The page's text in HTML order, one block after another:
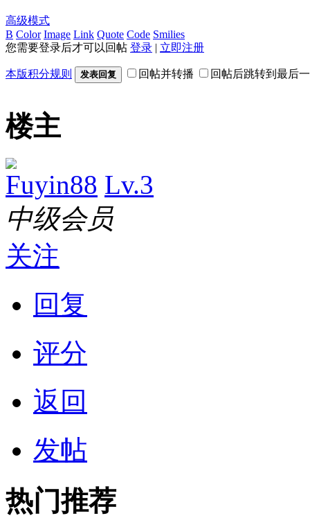
高级模式
B Color Image Link Quote Code Smilies
您需要登录后才可以回帖 登录 | 立即注册
本版积分规则 发表回复 回帖并转播 回帖后跳转到最后
楼主
Fuyin88 Lv.3
中级会员
关注
回复
评分
返回
发帖
热门推荐